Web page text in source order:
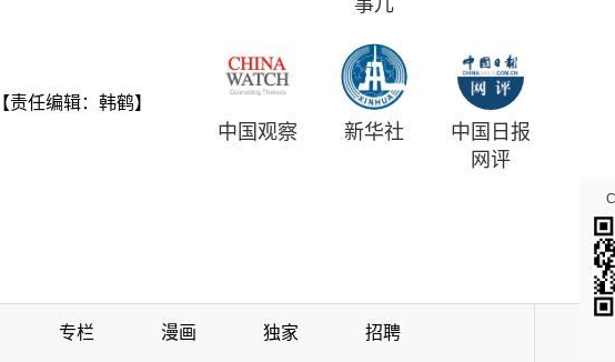
【责任编辑：韩鹤】
事儿
中国观察 新华社
中国日报
网评
专栏 漫画 独家 招聘